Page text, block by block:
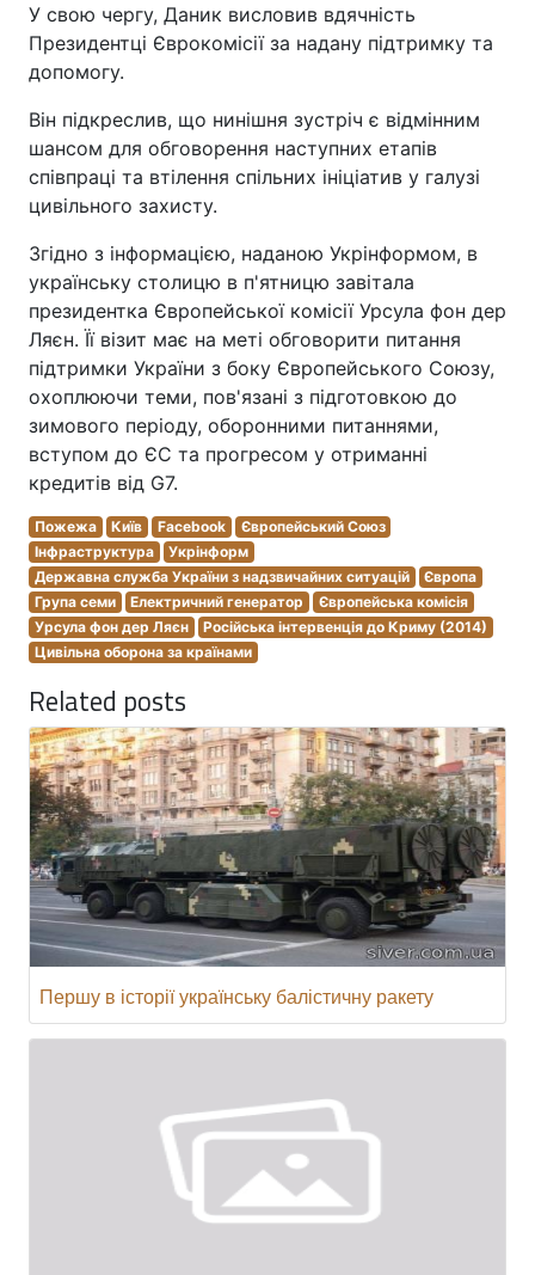
У свою чергу, Даник висловив вдячність
Президентці Єврокомісії за надану підтримку та
допомогу.
Він підкреслив, що нинішня зустріч є відмінним
шансом для обговорення наступних етапів
співпраці та втілення спільних ініціатив у галузі
цивільного захисту.
Згідно з інформацією, наданою Укрінформом, в
українську столицю в п'ятницю завітала
президентка Європейської комісії Урсула фон дер
Ляєн. Її візит має на меті обговорити питання
підтримки України з боку Європейського Союзу,
охоплюючи теми, пов'язані з підготовкою до
зимового періоду, оборонними питаннями,
вступом до ЄС та прогресом у отриманні
кредитів від G7.
Пожежа Київ Facebook
Європейський Союз
Інфраструктура
Укрінформ
Державна служба України з надзвичайних ситуацій
Європа
Група семи
Електричний генератор
Європейська комісія
Урсула фон дер Ляєн
Російська інтервенція до Криму (2014)
Цивільна оборона за країнами
Related posts
Першу в історії українську балістичну ракету